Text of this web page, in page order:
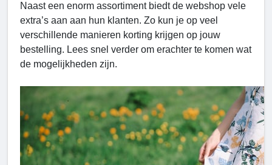
Naast een enorm assortiment biedt de webshop vele
extra’s aan aan hun klanten. Zo kun je op veel
verschillende manieren korting krijgen op jouw
bestelling. Lees snel verder om erachter te komen wat
de mogelijkheden zijn.